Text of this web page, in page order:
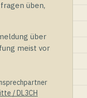
üben,
über
meist vor
/ DL3CH